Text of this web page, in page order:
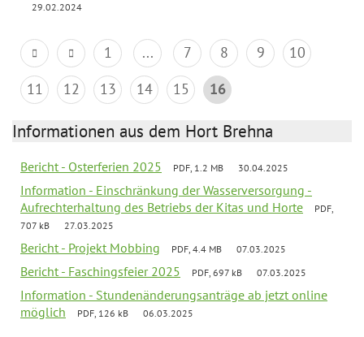
29.02.2024
1 ... 7 8 9
10
11
12 13 14 15 16
Informationen aus dem Hort Brehna
Bericht - Osterferien 2025 PDF, 1.2 MB 30.04.2025
Information - Einschränkung der Wasserversorgung -
Aufrechterhaltung des Betriebs der Kitas und Horte
PDF,
707 kB
27.03.2025
Bericht - Projekt Mobbing PDF, 4.4 MB 07.03.2025
Bericht - Faschingsfeier 2025 PDF, 697 kB 07.03.2025
Information - Stundenänderungsanträge ab jetzt online
möglich
PDF, 126 kB 06.03.2025